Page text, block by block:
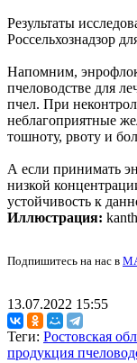
Результаты
Россельхознадзор
Напомним,
пчеловодстве для
пчел. При
неблагоприятные
тошноту, рвоту и
А если принимать
низкой
устойчивость к
Иллюстрация:
Подпишитесь на нас в
13.07.2022 15:55
Теги: Ростовская
продукция